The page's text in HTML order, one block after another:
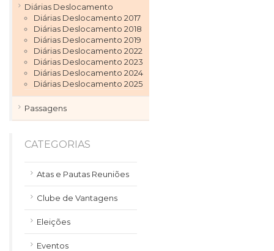
Diárias Deslocamento
Diárias Deslocamento 2017
Diárias Deslocamento 2018
Diárias Deslocamento 2019
Diárias Deslocamento 2022
Diárias Deslocamento 2023
Diárias Deslocamento 2024
Diárias Deslocamento 2025
Passagens
CATEGORIAS
Atas e Pautas Reuniões
Clube de Vantagens
Eleições
Eventos